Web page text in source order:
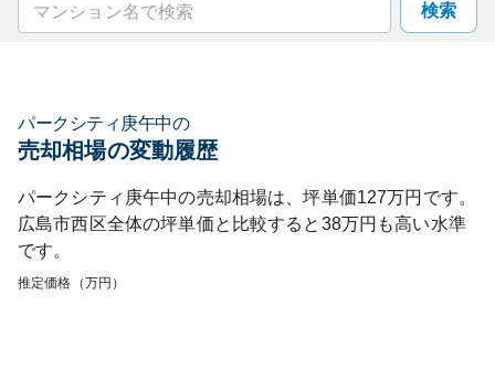
検索
パークシティ庚午中の
売却相場の変動履歴
パークシティ庚午中の売却相場は、坪単価127万円です。
広島市西区全体の坪単価と比較すると 38万円も高い水準
です。
推定価格（万円）